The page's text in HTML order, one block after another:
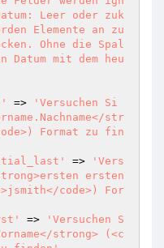
Leer oder zuk
Elemente an zu
Ohne die Spal
Datum mit dem heu
=>
'Versuchen Si
str
Format zu fin
=>
'Vers
ersten
code>) For
=>
'Versuchen S
strong> (<c